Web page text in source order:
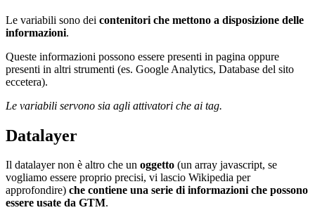
Le variabili sono dei contenitori che mettono a disposizione delle
informazioni.
Queste informazioni possono essere presenti in pagina oppure
presenti in altri strumenti (es. Google Analytics, Database del sito
eccetera).
Le variabili servono sia agli attivatori che ai tag.
Datalayer
Il datalayer non è altro che un oggetto (un array javascript, se
vogliamo essere proprio precisi, vi lascio Wikipedia per
approfondire) che contiene una serie di informazioni che possono
essere usate da GTM.